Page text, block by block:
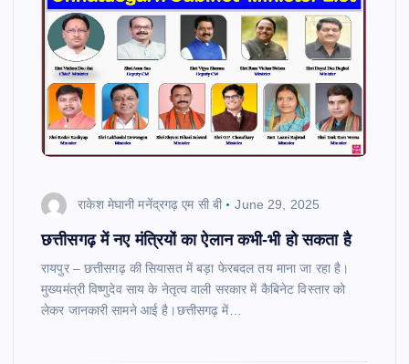
राकेश मेघानी मनेंद्रगढ़ एम सी बी June 29, 2025
छत्तीसगढ़ में नए मंत्रियों का ऐलान कभी-भी हो सकता है
रायपुर – छत्तीसगढ़ की सियासत में बड़ा फेरबदल तय माना जा रहा है।
मुख्यमंत्री विष्णुदेव साय के नेतृत्व वाली सरकार में कैबिनेट विस्तार को
लेकर जानकारी सामने आई है।छत्तीसगढ़ में…